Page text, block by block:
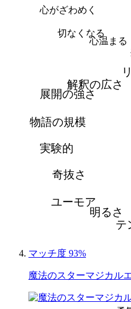
心温まる
切なくなる
心がざわめく
テ
明るさ
ユーモア
奇抜さ
実験的
物語の規模
展開の強さ
解釈の広さ
マッチ度 93%
魔法のスターマジカル